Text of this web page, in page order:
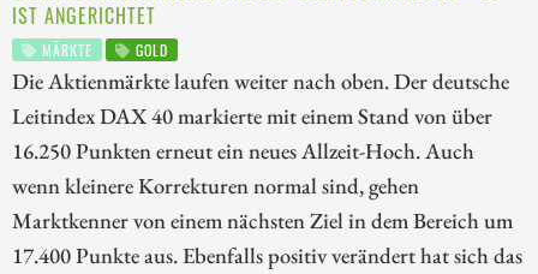
IST ANGERICHTET
MÄRKTE GOLD
Die Aktienmärkte laufen weiter nach oben. Der deutsche
Leitindex DAX 40 markierte mit einem Stand von über
16.250 Punkten erneut ein neues Allzeit-Hoch. Auch
wenn kleinere Korrekturen normal sind, gehen
Marktkenner von einem nächsten Ziel in dem Bereich um
17.400 Punkte aus. Ebenfalls positiv verändert hat sich das